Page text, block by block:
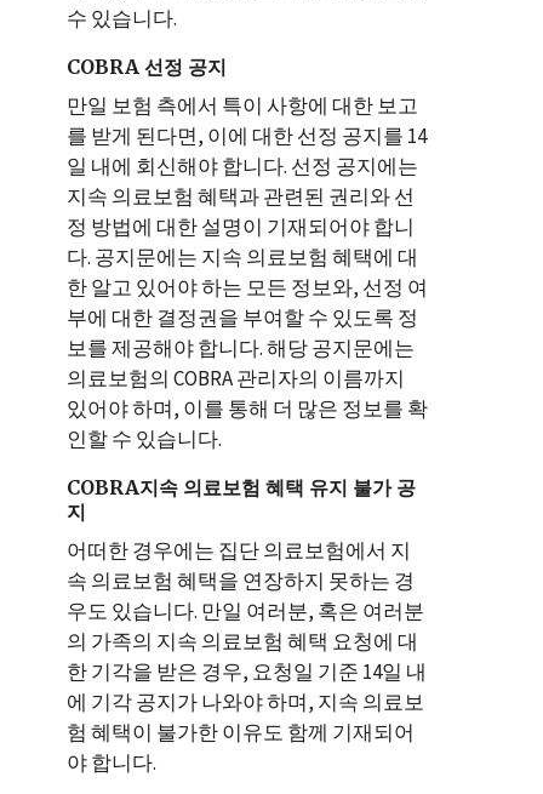
수 있습니다.
COBRA 선정 공지
만일 보험 측에서 특이 사항에 대한 보고
를 받게 된다면, 이에 대한 선정 공지를 14
일 내에 회신해야 합니다. 선정 공지에는
지속 의료보험 혜택과 관련된 권리와 선
정 방법에 대한 설명이 기재되어야 합니
다. 공지문에는 지속 의료보험 혜택에 대
한 알고 있어야 하는 모든 정보와, 선정 여
부에 대한 결정권을 부여할 수 있도록 정
보를 제공해야 합니다. 해당 공지문에는
의료보험의 COBRA 관리자의 이름까지
있어야 하며, 이를 통해 더 많은 정보를 확
인할 수 있습니다.
COBRA지속 의료보험 혜택 유지 불가 공
지
어떠한 경우에는 집단 의료보험에서 지
속 의료보험 혜택을 연장하지 못하는 경
우도 있습니다. 만일 여러분, 혹은 여러분
의 가족의 지속 의료보험 혜택 요청에 대
한 기각을 받은 경우, 요청일 기준 14일 내
에 기각 공지가 나와야 하며, 지속 의료보
험 혜택이 불가한 이유도 함께 기재되어
야 합니다.